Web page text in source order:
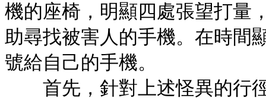
機的座椅，明顯四處張望打量
助尋找被害人的手機。在時間
號給自己的手機。
首先，針對上述怪異的行徑